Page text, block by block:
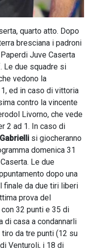
quarto atto. Dopo
bresciana i padroni
Juve Caserta
Le due squadre si
vedono la
ed in caso di vittoria
contro la vincente
Livorno, che vede
2 ad 1. In caso di
Gabrielli si giocheranno
domenica 31
Le due
dopo una
finale da due tiri liberi
prova del
32 punti e 35 di
di casa a condannarli
da tre punti (12 su
Venturoli, i 18 di